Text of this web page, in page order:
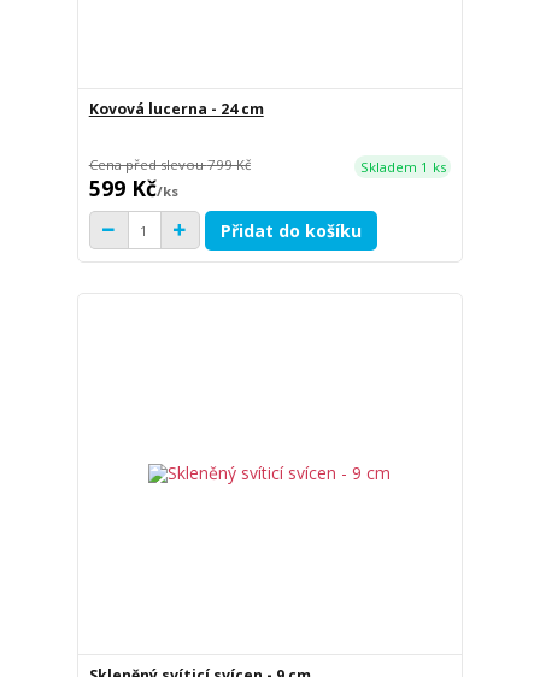
Kovová lucerna - 24 cm
Cena před slevou799 Kč
599 Kč/ks
Skladem 1 ks
Přidat do košíku